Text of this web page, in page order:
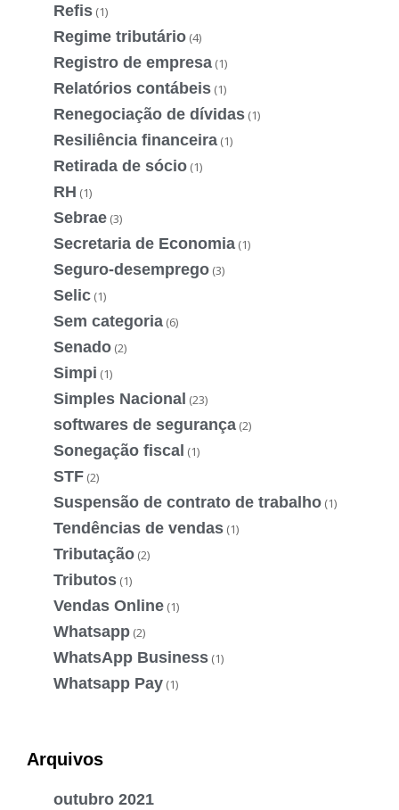
Refis (1)
Regime tributário (4)
Registro de empresa (1)
Relatórios contábeis (1)
Renegociação de dívidas (1)
Resiliência financeira (1)
Retirada de sócio (1)
RH (1)
Sebrae (3)
Secretaria de Economia (1)
Seguro-desemprego (3)
Selic (1)
Sem categoria (6)
Senado (2)
Simpi (1)
Simples Nacional (23)
softwares de segurança (2)
Sonegação fiscal (1)
STF (2)
Suspensão de contrato de trabalho (1)
Tendências de vendas (1)
Tributação (2)
Tributos (1)
Vendas Online (1)
Whatsapp (2)
WhatsApp Business (1)
Whatsapp Pay (1)
Arquivos
outubro 2021